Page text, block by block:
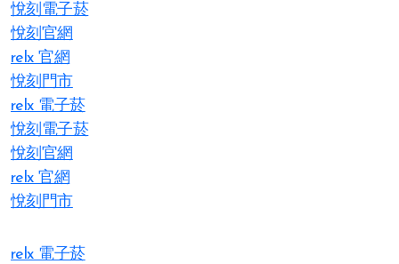
悅刻電子菸
悅刻官網
relx 官網
悅刻門市
relx 電子菸
悅刻電子菸
悅刻官網
relx 官網
悅刻門市
relx 電子菸